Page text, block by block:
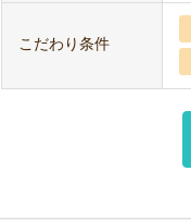
こだわり条件